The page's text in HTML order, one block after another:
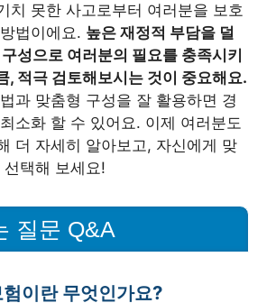
치 못한 사고로부터 여러분을 보호
법이에요. 높은 재정적 부담을 덜
성으로 여러분의 필요를 충족시키
, 적극 검토해보시는 것이 중요해요.
과 맞춤형 구성을 잘 활용하면 경
소화 할 수 있어요. 이제 여러분도
더 자세히 알아보고, 자신에게 맞
택해 보세요!
질문 Q&A
이란 무엇인가요?